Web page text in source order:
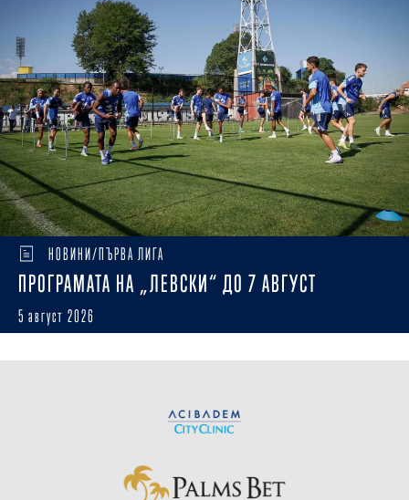
НОВИНИ/ПЪРВА ЛИГА
ПРОГРАМАТА НА „ЛЕВСКИ“ ДО 7 АВГУСТ
5 август 2026